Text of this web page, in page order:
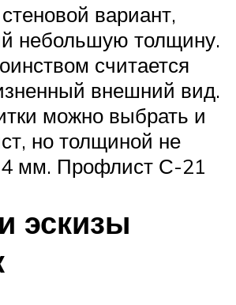
вариант,
небольшую толщину.
считается
внешний вид.
можно выбрать и
но толщиной не
мм. Профлист С-21
эскизы